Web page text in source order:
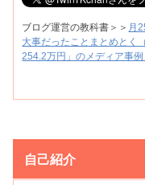
ブログ運営の教科書＞＞ 月
大事だったことまとめとく
254.2万円」のメディア事例
自己紹介